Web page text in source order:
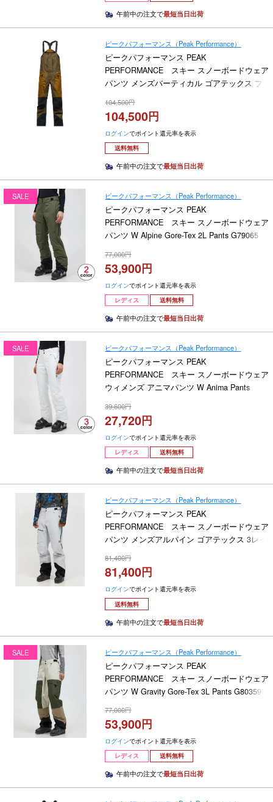
午前中の注文で最短当日出荷
ピークパフォーマンス（Peak Performance）
ピークパフォーマンス PEAK
PERFORMANCE スキー スノーボードウェア
パンツ メンズバーティカル ゴアテックス プ
Pants G80490 2025-2026
104,500
104,500
ログインでポイント還元率を表示
送料無料
午前中の注文で最短当日出荷
SALE ピークパフォーマンス（Peak Performance）
ピークパフォーマンス PEAK
PERFORMANCE スキー スノーボードウェア
パンツ W Alpine Gore-Tex 2L Pants G79065
77,000
53,900
ログインでポイント還元率を表示
レディス
送料無料
午前中の注文で最短当日出荷
SALE ピークパフォーマンス（Peak Performance）
ピークパフォーマンス PEAK
PERFORMANCE スキー スノーボードウェア
ウィメンズ アニマパンツ W Anima Pants
39,600
27,720
ログインでポイント還元率を表示
レディス
送料無料
午前中の注文で最短当日出荷
ピークパフォーマンス（Peak Performance）
ピークパフォーマンス PEAK
PERFORMANCE スキー スノーボードウェア
パンツ メンズアルパイン ゴアテックス 3レイ
G80500 2025-2026
81,400
81,400
ログインでポイント還元率を表示
送料無料
午前中の注文で最短当日出荷
SALE ピークパフォーマンス（Peak Performance）
ピークパフォーマンス PEAK
PERFORMANCE スキー スノーボードウェア
パンツ W Gravity Gore-Tex 3L Pants G80359
77,000
53,900
ログインでポイント還元率を表示
レディス
送料無料
午前中の注文で最短当日出荷